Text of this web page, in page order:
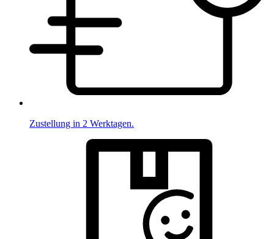
Zustellung in 2 Werktagen.